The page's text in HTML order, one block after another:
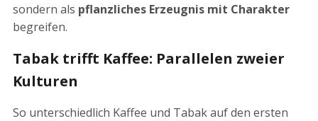
sondern als pflanzliches Erzeugnis mit Charakter
begreifen.
Tabak trifft Kaffee: Parallelen zweier
Kulturen
So unterschiedlich Kaffee und Tabak auf den ersten